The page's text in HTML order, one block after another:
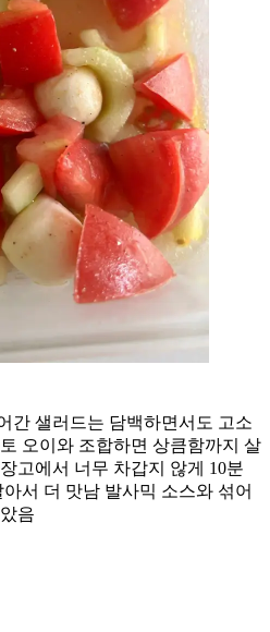
간 샐러드는 담백하면서도 고소
오이와 조합하면 상큼함까지 살
고에서 너무 차갑지 않게 10분
서 더 맛남 발사믹 소스와 섞어
음